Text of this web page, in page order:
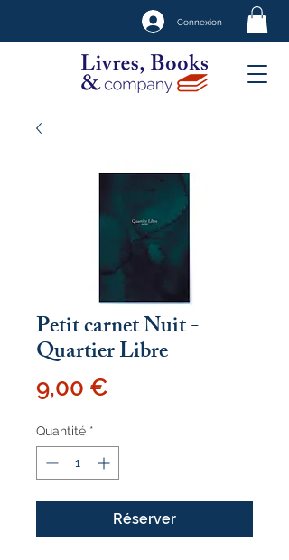
Connexion
Petit carnet Nuit -
Quartier Libre
9,00 €
Quantité *
Réserver